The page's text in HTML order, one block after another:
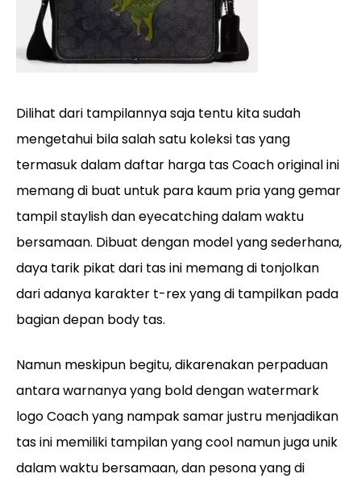
Dilihat dari tampilannya saja tentu kita sudah
mengetahui bila salah satu koleksi tas yang
termasuk dalam daftar harga tas Coach original ini
memang di buat untuk para kaum pria yang gemar
tampil staylish dan eyecatching dalam waktu
bersamaan. Dibuat dengan model yang sederhana,
daya tarik pikat dari tas ini memang di tonjolkan
dari adanya karakter t-rex yang di tampilkan pada
bagian depan body tas.
Namun meskipun begitu, dikarenakan perpaduan
antara warnanya yang bold dengan watermark
logo Coach yang nampak samar justru menjadikan
tas ini memiliki tampilan yang cool namun juga unik
dalam waktu bersamaan, dan pesona yang di